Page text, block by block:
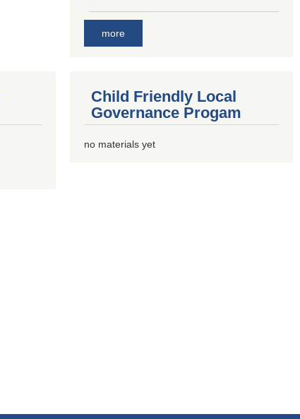
more
Child Friendly Local
Governance Progam
no materials yet